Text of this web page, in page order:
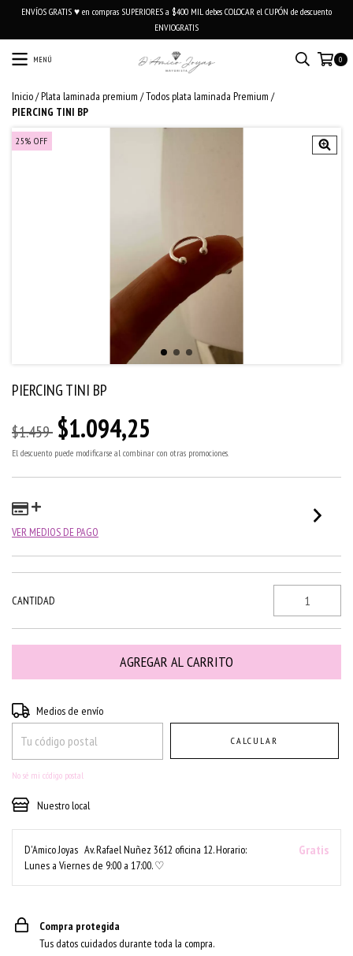
ENVÍOS GRATIS ♥ en compras SUPERIORES a $400 MIL debes COLOCAR el CUPÓN de descuento
ENVIOGRATIS
MENÚ 0
Inicio/Plata laminada premium /Todos plata laminada Premium /
PIERCING TINI BP
25% OFF
PIERCING TINI BP
$1.459 $1.094,25
El descuento puede modificarse al combinar con otras promociones.
VER MEDIOS DE PAGO
CANTIDAD
Entregas para el CP:
Medios de envío
CALCULAR
No sé mi código postal
Nuestro local
D'Amico Joyas Av. Rafael Nuñez 3612 oficina 12. Horario:
Lunes a Viernes de 9:00 a 17:00. ♡
Gratis
Compra protegida
Tus datos cuidados durante toda la compra.